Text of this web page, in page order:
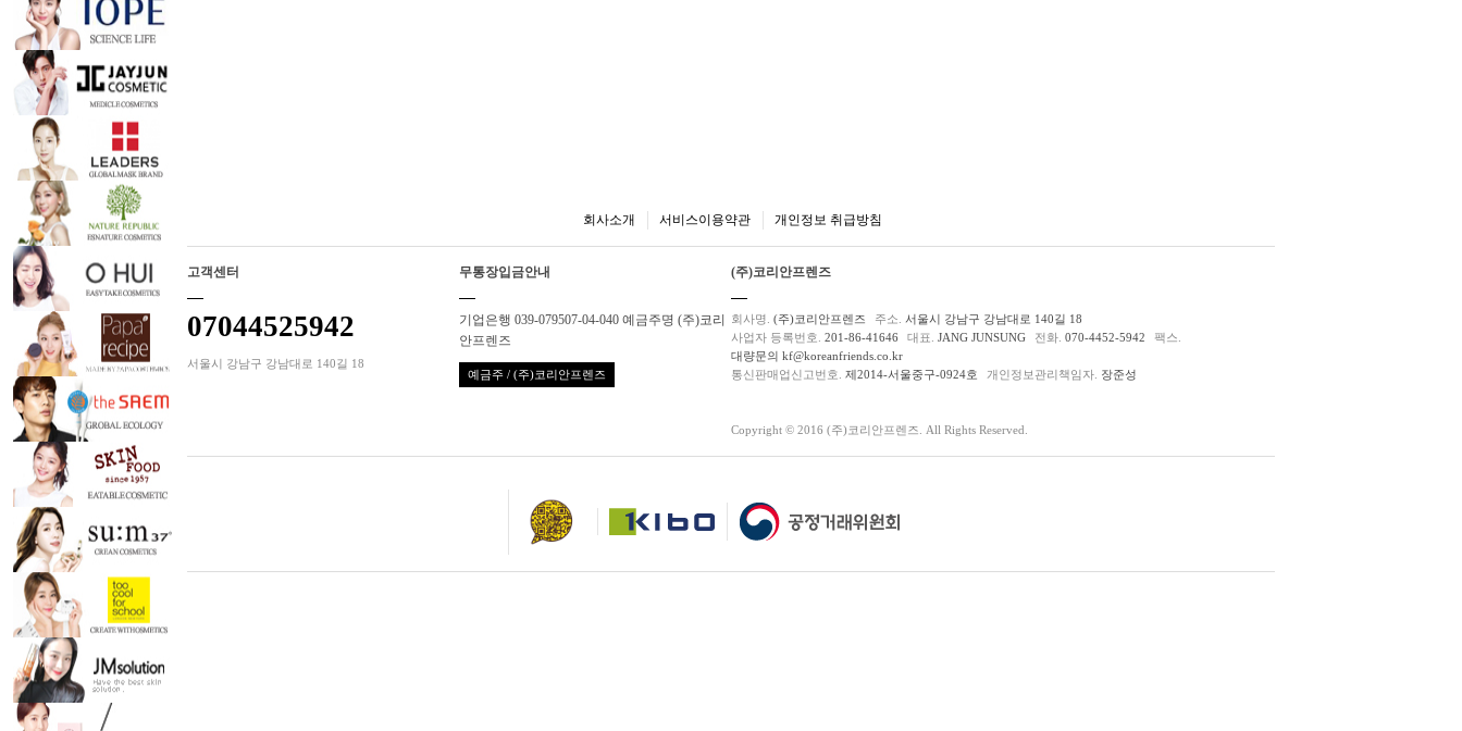
회사소개 서비스이용약관 개인정보 취급방침
고객센터
07044525942
서울시 강남구 강남대로 140길 18
무통장입금안내
기업은행 039-079507-04-040 예금주명 (주)코리
안프렌즈
예금주 / (주)코리안프렌즈
(주)코리안프렌즈
회사명. (주)코리안프렌즈 주소. 서울시 강남구 강남대로 140길 18
사업자 등록번호. 201-86-41646 대표. JANG JUNSUNG 전화. 070-4452-5942
팩스.
대량문의 kf@koreanfriends.co.kr
통신판매업신고번호. 제2014-서울중구-0924호 개인정보관리책임자. 장준성
Copyright © 2016 (주)코리안프렌즈. All Rights Reserved.